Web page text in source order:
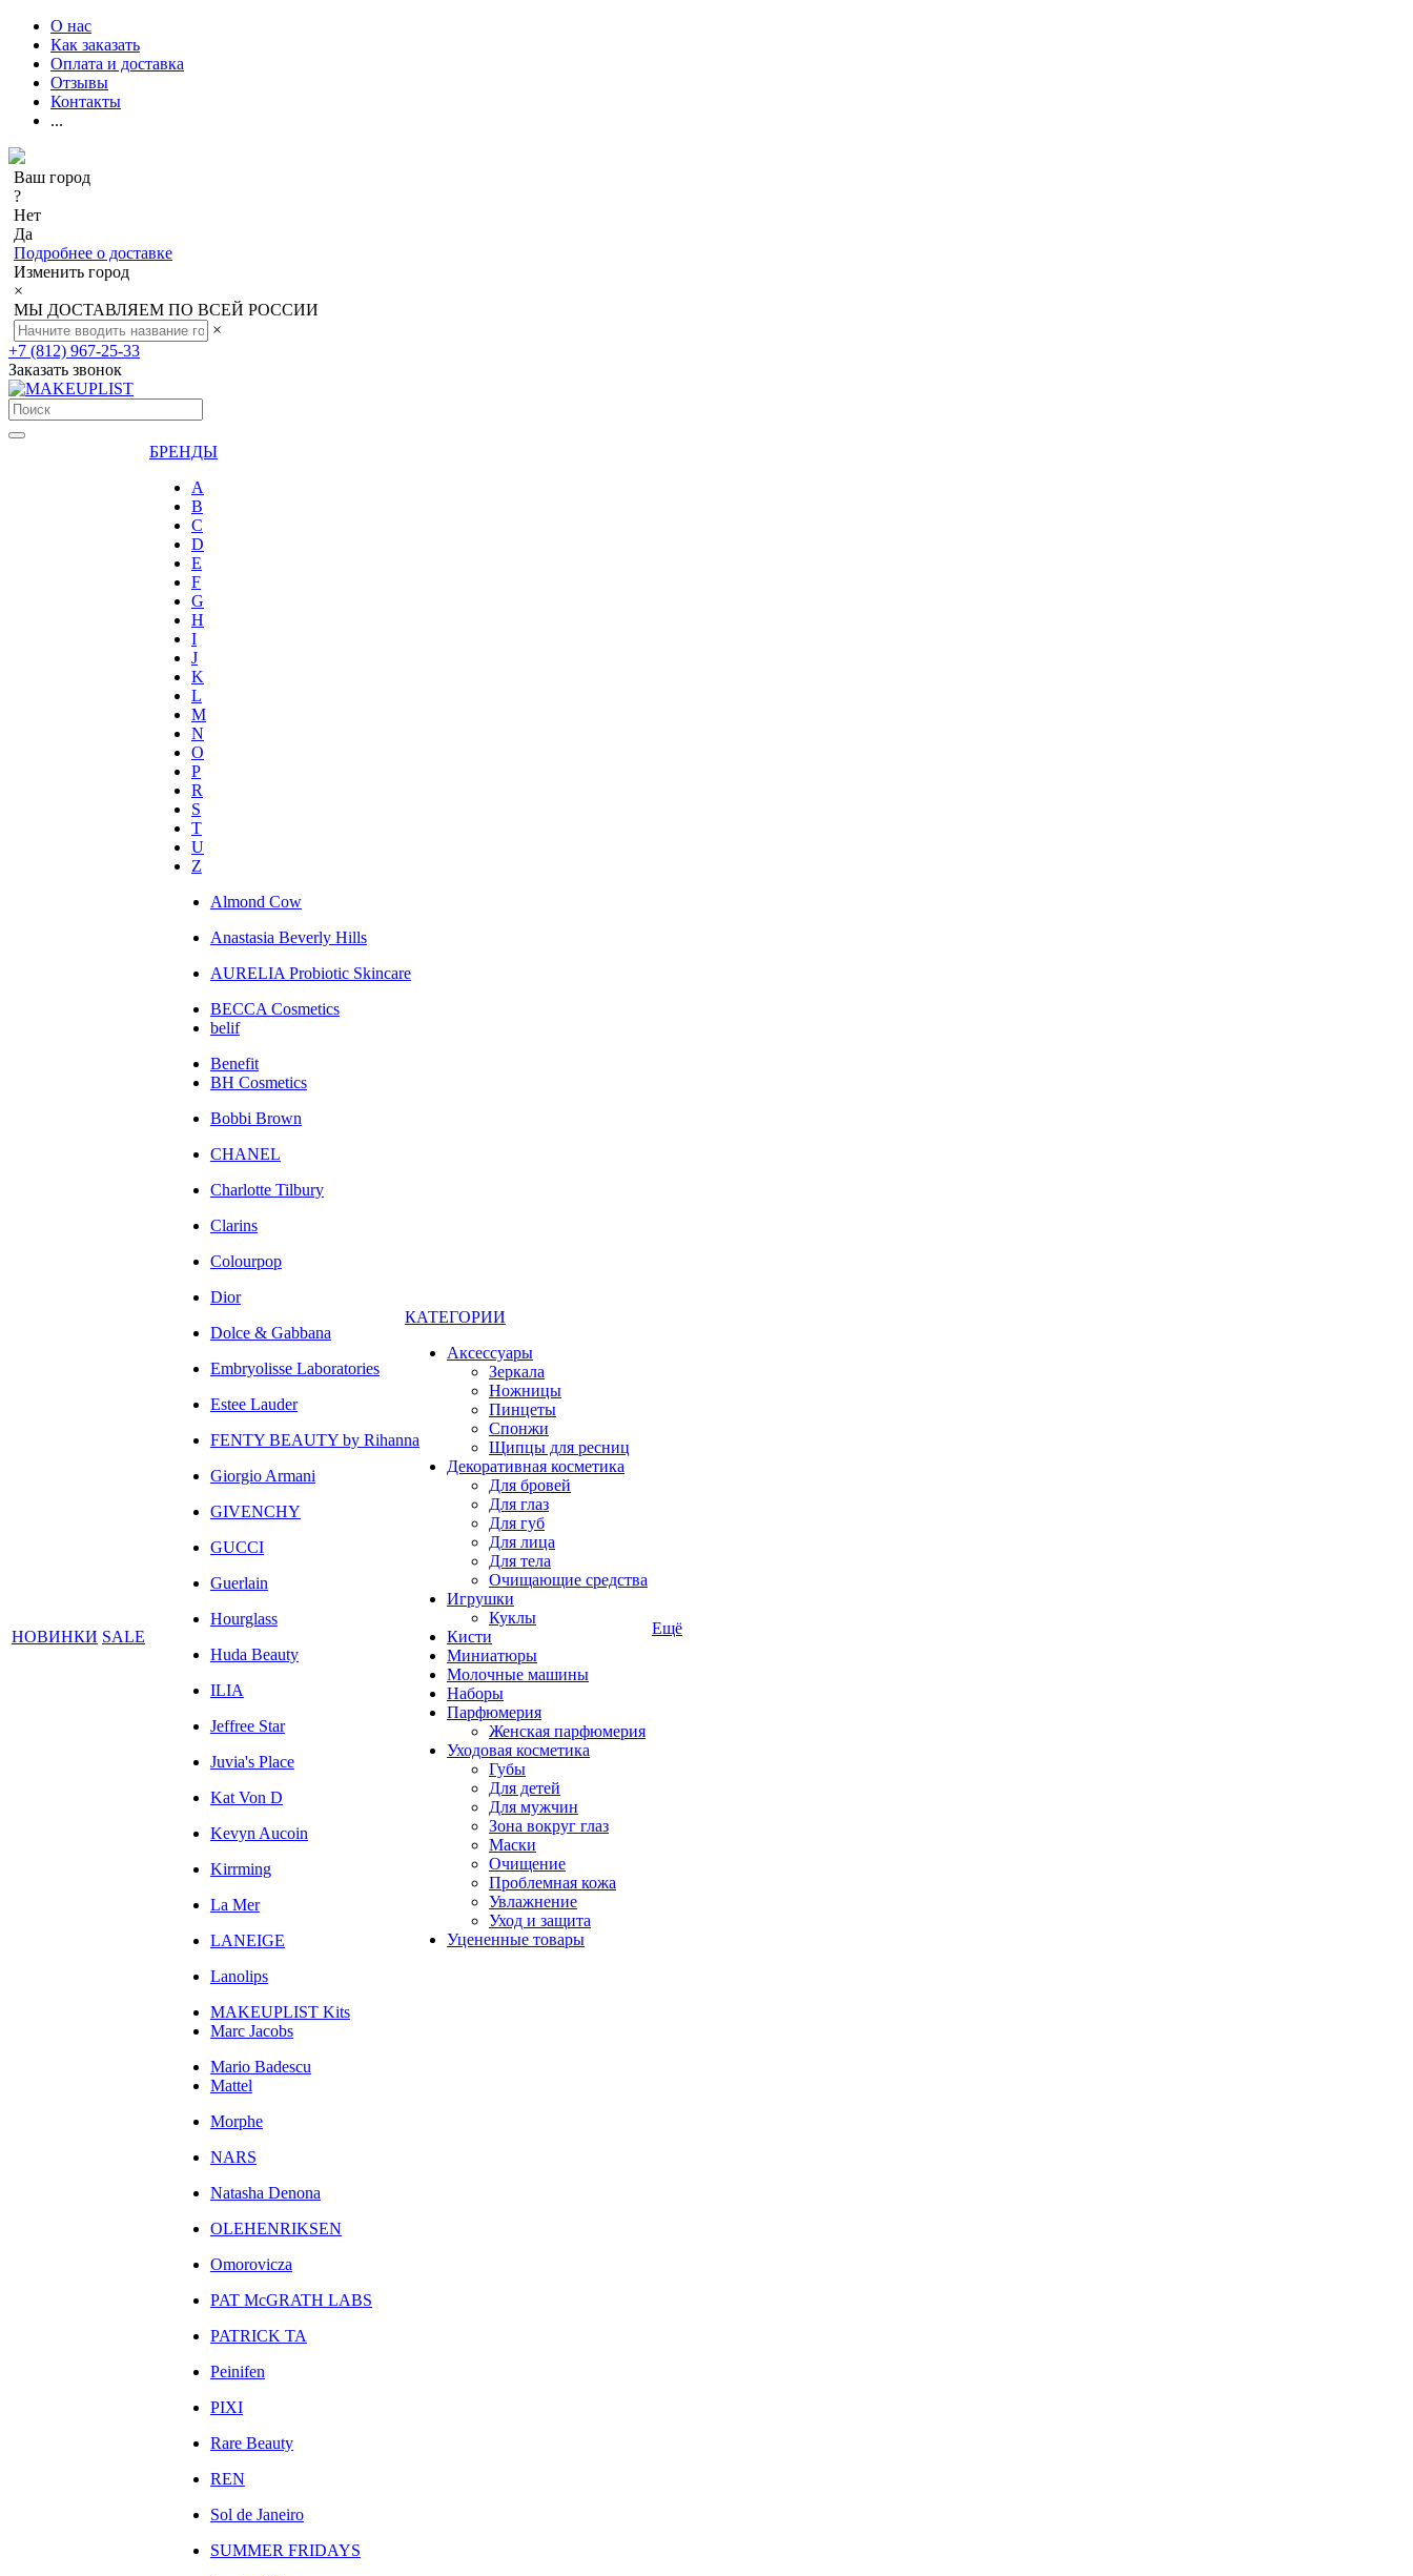
О нас
Как заказать
Оплата и доставка
Отзывы
Контакты
...
Ваш город
?
Нет
Да
Подробнее о доставке
Изменить город
×
МЫ ДОСТАВЛЯЕМ ПО ВСЕЙ РОССИИ
×
+7 (812) 967-25-33
Заказать звонок
НОВИНКИ SALE
БРЕНДЫ
A
B
C
D
E
F
G
H
I
J
K
L
M
N
O
P
R
S
T
U
Z
Almond Cow
Anastasia Beverly Hills
AURELIA Probiotic Skincare
BECCA Cosmetics
belif
Benefit
BH Cosmetics
Bobbi Brown
CHANEL
Charlotte Tilbury
Clarins
Colourpop
Dior
Dolce & Gabbana
Embryolisse Laboratories
Estee Lauder
FENTY BEAUTY by Rihanna
Giorgio Armani
GIVENCHY
GUCCI
Guerlain
Hourglass
Huda Beauty
ILIA
Jeffree Star
Juvia's Place
Kat Von D
Kevyn Aucoin
Kirrming
La Mer
LANEIGE
Lanolips
MAKEUPLIST Kits
Marc Jacobs
Mario Badescu
Mattel
Morphe
NARS
Natasha Denona
OLEHENRIKSEN
Omorovicza
PAT McGRATH LABS
PATRICK TA
Peinifen
PIXI
Rare Beauty
REN
Sol de Janeiro
SUMMER FRIDAYS
КАТЕГОРИИ
Аксессуары
Зеркала
Ножницы
Пинцеты
Спонжи
Щипцы для ресниц
Декоративная косметика
Для бровей
Для глаз
Для губ
Для лица
Для тела
Очищающие средства
Игрушки
Куклы
Кисти
Миниатюры
Молочные машины
Наборы
Парфюмерия
Женская парфюмерия
Уходовая косметика
Губы
Для детей
Для мужчин
Зона вокруг глаз
Маски
Очищение
Проблемная кожа
Увлажнение
Уход и защита
Уцененные товары
Ещё